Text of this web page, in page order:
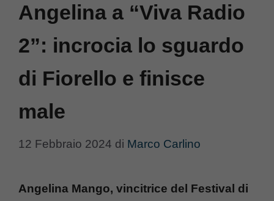
Angelina a “Viva Radio
2”: incrocia lo sguardo
di Fiorello e finisce
male
12 Febbraio 2024 di Marco Carlino
Angelina Mango, vincitrice del Festival di